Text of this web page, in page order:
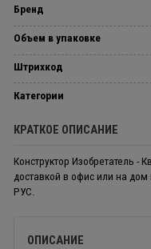
Бренд
Объем в упаковке
Штрихкод
Категории
КРАТКОЕ ОПИСАНИЕ
Конструктор Изобретатель -
доставкой в офис или на дом
РУС.
ОПИСАНИЕ